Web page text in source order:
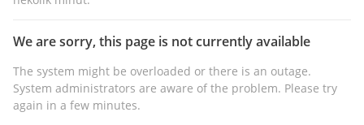
We are sorry, this page is not currently available
The system might be overloaded or there is an outage.
System administrators are aware of the problem. Please try
again in a few minutes.